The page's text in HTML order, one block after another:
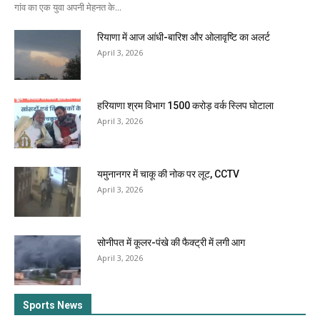
गांव का एक युवा अपनी मेहनत के...
रियाणा में आज आंधी-बारिश और ओलावृष्टि का अलर्ट
April 3, 2026
हरियाणा श्रम विभाग 1500 करोड़ वर्क स्लिप घोटाला
April 3, 2026
यमुनानगर में चाकू की नोक पर लूट, CCTV
April 3, 2026
सोनीपत में कूलर-पंखे की फैक्ट्री में लगी आग
April 3, 2026
Sports News